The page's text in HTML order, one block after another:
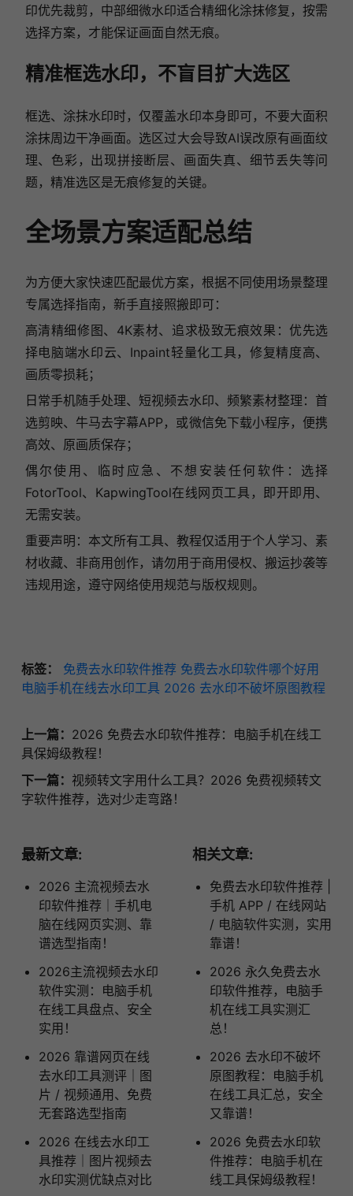
印优先裁剪，中部细微水印适合精细化涂抹修复，按需
选择方案，才能保证画面自然无痕。
精准框选水印，不盲目扩大选区
框选、涂抹水印时，仅覆盖水印本身即可，不要大面积
涂抹周边干净画面。选区过大会导致AI误改原有画面纹
理、色彩，出现拼接断层、画面失真、细节丢失等问
题，精准选区是无痕修复的关键。
全场景方案适配总结
为方便大家快速匹配最优方案，根据不同使用场景整理
专属选择指南，新手直接照搬即可：
高清精细修图、4K素材、追求极致无痕效果：优先选
择电脑端水印云、Inpaint轻量化工具，修复精度高、
画质零损耗；
日常手机随手处理、短视频去水印、频繁素材整理：首
选剪映、牛马去字幕APP，或微信免下载小程序，便携
高效、原画质保存；
偶尔使用、临时应急、不想安装任何软件：选择
FotorTool、KapwingTool在线网页工具，即开即用、
无需安装。
重要声明：本文所有工具、教程仅适用于个人学习、素
材收藏、非商用创作，请勿用于商用侵权、搬运抄袭等
违规用途，遵守网络使用规范与版权规则。
标签： 免费去水印软件推荐 免费去水印软件哪个好用
电脑手机在线去水印工具 2026 去水印不破坏原图教程
上一篇： 2026 免费去水印软件推荐：电脑手机在线工
具保姆级教程！
下一篇： 视频转文字用什么工具？2026 免费视频转文
字软件推荐，选对少走弯路！
最新文章:
2026 主流视频去水
印软件推荐｜手机电
脑在线网页实测、靠
谱选型指南！
2026主流视频去水印
软件实测：电脑手机
在线工具盘点、安全
实用！
2026 靠谱网页在线
去水印工具测评｜图
片 / 视频通用、免费
无套路选型指南
2026 在线去水印工
具推荐｜图片视频去
水印实测优缺点对比
相关文章:
免费去水印软件推荐 |
手机 APP / 在线网站
/ 电脑软件实测，实用
靠谱！
2026 永久免费去水
印软件推荐，电脑手
机在线工具实测汇
总！
2026 去水印不破坏
原图教程：电脑手机
在线工具汇总，安全
又靠谱！
2026 免费去水印软
件推荐：电脑手机在
线工具保姆级教程！